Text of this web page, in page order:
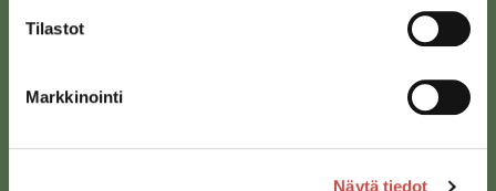
Tilastot
Markkinointi
Näytä tiedot